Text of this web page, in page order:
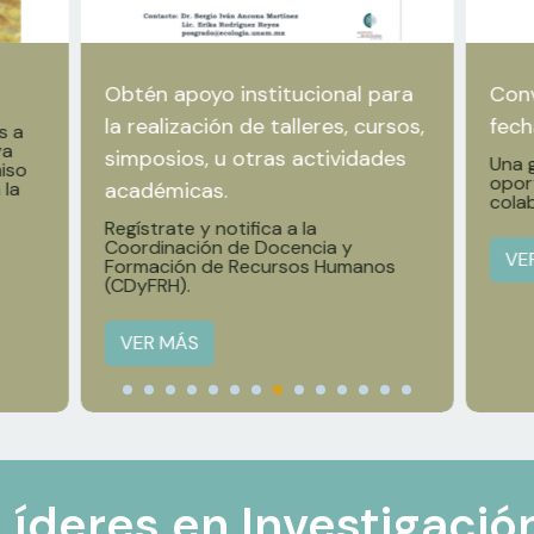
a
Obtén apoyo institucional para
la realización de talleres, cursos,
simposios, u otras actividades
académicas.
Regístrate y notifica a la
Coordinación de Docencia y
Formación de Recursos Humanos
(CDyFRH).
VER MÁS
Una